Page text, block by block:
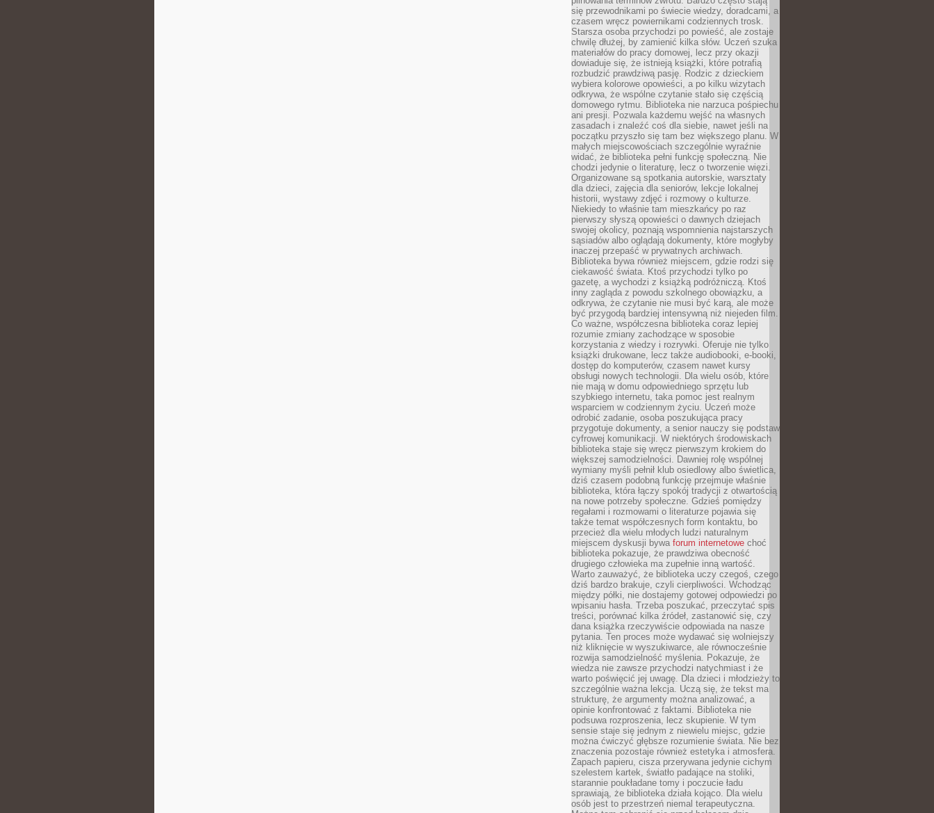
się przewodnikami po świecie wiedzy, doradcami, a
czasem wręcz powiernikami codziennych trosk.
Starsza osoba przychodzi po powieść, ale zostaje
chwilę dłużej, by zamienić kilka słów. Uczeń szuka
materiałów do pracy domowej, lecz przy okazji
dowiaduje się, że istnieją książki, które potrafią
rozbudzić prawdziwą pasję. Rodzic z dzieckiem
wybiera kolorowe opowieści, a po kilku wizytach
odkrywa, że wspólne czytanie stało się częścią
domowego rytmu. Biblioteka nie narzuca pośpiechu
ani presji. Pozwala każdemu wejść na własnych
zasadach i znaleźć coś dla siebie, nawet jeśli na
początku przyszło się tam bez większego planu. W
małych miejscowościach szczególnie wyraźnie
widać, że biblioteka pełni funkcję społeczną. Nie
chodzi jedynie o literaturę, lecz o tworzenie więzi.
Organizowane są spotkania autorskie, warsztaty
dla dzieci, zajęcia dla seniorów, lekcje lokalnej
historii, wystawy zdjęć i rozmowy o kulturze.
Niekiedy to właśnie tam mieszkańcy po raz
pierwszy słyszą opowieści o dawnych dziejach
swojej okolicy, poznają wspomnienia najstarszych
sąsiadów albo oglądają dokumenty, które mogłyby
inaczej przepaść w prywatnych archiwach.
Biblioteka bywa również miejscem, gdzie rodzi się
ciekawość świata. Ktoś przychodzi tylko po
gazetę, a wychodzi z książką podróżniczą. Ktoś
inny zagląda z powodu szkolnego obowiązku, a
odkrywa, że czytanie nie musi być karą, ale może
być przygodą bardziej intensywną niż niejeden film.
Co ważne, współczesna biblioteka coraz lepiej
rozumie zmiany zachodzące w sposobie
korzystania z wiedzy i rozrywki. Oferuje nie tylko
książki drukowane, lecz także audiobooki, e-booki,
dostęp do komputerów, czasem nawet kursy
obsługi nowych technologii. Dla wielu osób, które
nie mają w domu odpowiedniego sprzętu lub
szybkiego internetu, taka pomoc jest realnym
wsparciem w codziennym życiu. Uczeń może
odrobić zadanie, osoba poszukująca pracy
przygotuje dokumenty, a senior nauczy się podstaw
cyfrowej komunikacji. W niektórych środowiskach
biblioteka staje się wręcz pierwszym krokiem do
większej samodzielności. Dawniej rolę wspólnej
wymiany myśli pełnił klub osiedlowy albo świetlica,
dziś czasem podobną funkcję przejmuje właśnie
biblioteka, która łączy spokój tradycji z otwartością
na nowe potrzeby społeczne. Gdzieś pomiędzy
regałami i rozmowami o literaturze pojawia się
także temat współczesnych form kontaktu, bo
przecież dla wielu młodych ludzi naturalnym
miejscem dyskusji bywa forum internetowe choć
biblioteka pokazuje, że prawdziwa obecność
drugiego człowieka ma zupełnie inną wartość.
Warto zauważyć, że biblioteka uczy czegoś, czego
dziś bardzo brakuje, czyli cierpliwości. Wchodząc
między półki, nie dostajemy gotowej odpowiedzi po
wpisaniu hasła. Trzeba poszukać, przeczytać spis
treści, porównać kilka źródeł, zastanowić się, czy
dana książka rzeczywiście odpowiada na nasze
pytania. Ten proces może wydawać się wolniejszy
niż kliknięcie w wyszukiwarce, ale równocześnie
rozwija samodzielność myślenia. Pokazuje, że
wiedza nie zawsze przychodzi natychmiast i że
warto poświęcić jej uwagę. Dla dzieci i młodzieży to
szczególnie ważna lekcja. Uczą się, że tekst ma
strukturę, że argumenty można analizować, a
opinie konfrontować z faktami. Biblioteka nie
podsuwa rozproszenia, lecz skupienie. W tym
sensie staje się jednym z niewielu miejsc, gdzie
można ćwiczyć głębsze rozumienie świata. Nie bez
znaczenia pozostaje również estetyka i atmosfera.
Zapach papieru, cisza przerywana jedynie cichym
szelestem kartek, światło padające na stoliki,
starannie poukładane tomy i poczucie ładu
sprawiają, że biblioteka działa kojąco. Dla wielu
osób jest to przestrzeń niemal terapeutyczna.